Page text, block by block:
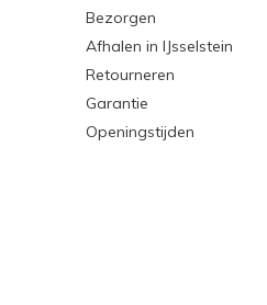
Bezorgen
Afhalen in IJsselstein
Retourneren
Garantie
Openingstijden